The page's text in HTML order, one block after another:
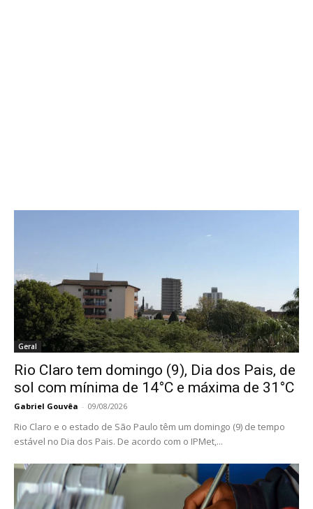
Geral
Rio Claro tem domingo (9), Dia dos Pais, de
sol com mínima de 14°C e máxima de 31°C
Gabriel Gouvêa - 09/08/2026
Rio Claro e o estado de São Paulo têm um domingo (9) de tempo
estável no Dia dos Pais. De acordo com o IPMet,...